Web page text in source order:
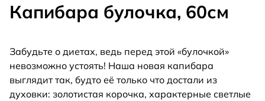
Капибара булочка, 60см
Забудьте о диетах, ведь перед этой «булочкой»
невозможно устоять! Наша новая капибара
выглядит так, будто её только что достали из
духовки: золотистая корочка, характерные светлые